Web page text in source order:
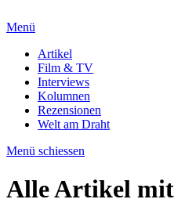
Menü
Artikel
Film & TV
Interviews
Kolumnen
Rezensionen
Welt am Draht
Menü schiessen
Alle Artikel